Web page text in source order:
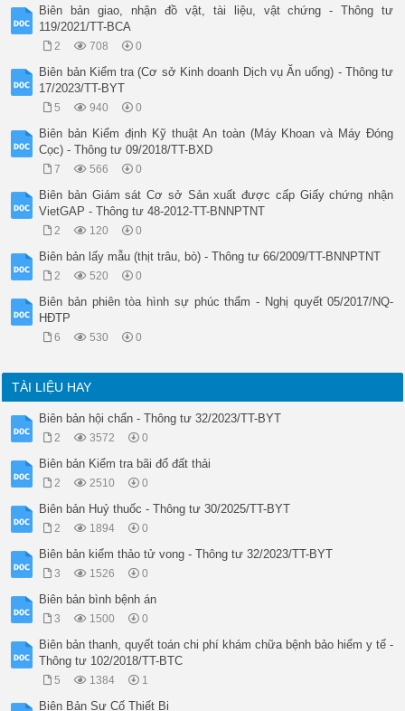
ĐẠI DIỆN VKSQS... ĐẠI DIỆN .
(Ký, ghi rõ họ, tên) (Ký, ghi rõ họ, tên)
NGƯỜI CÓ TÀI SẢN BỊ NIÊM NGƯỜI CHỨNG KIẾN
PHONG (Ký, ghi rõ họ, tên)
(Ký, ghi rõ họ, tên)
NGƯỜI ĐƯỢC THI HÀNH ÁN NGƯỜI PHẢI THI HÀNH ÁN
Biên bản giao, nhận đồ vật, tài liệu, vật chứng - Thông tư
119/2021/TT-BCA
2 708 0
Biên bản Kiểm tra (Cơ sở Kinh doanh Dịch vụ Ăn uống) - Thông tư
17/2023/TT-BYT
5 940 0
Biên bản Kiểm định Kỹ thuật An toàn (Máy Khoan và Máy Đóng
Cọc) - Thông tư 09/2018/TT-BXD
7 566 0
Biên bản Giám sát Cơ sở Sản xuất được cấp Giấy chứng nhận
VietGAP - Thông tư 48-2012-TT-BNNPTNT
2 120 0
Biên bản lấy mẫu (thịt trâu, bò) - Thông tư 66/2009/TT-BNNPTNT
2 520 0
Biên bản phiên tòa hình sự phúc thẩm - Nghị quyết 05/2017/NQ-
HĐTP
6 530 0
TÀI LIỆU HAY
Biên bản hội chẩn - Thông tư 32/2023/TT-BYT
2 3572 0
Biên bản Kiểm tra bãi đổ đất thải
2 2510 0
Biên bản Huỷ thuốc - Thông tư 30/2025/TT-BYT
2 1894 0
Biên bản kiểm thảo tử vong - Thông tư 32/2023/TT-BYT
3 1526 0
Biên bản bình bệnh án
3 1500 0
Biên bản thanh, quyết toán chi phí khám chữa bệnh bảo hiểm y tế -
Thông tư 102/2018/TT-BTC
5 1384 1
Biên Bản Sự Cố Thiết Bị